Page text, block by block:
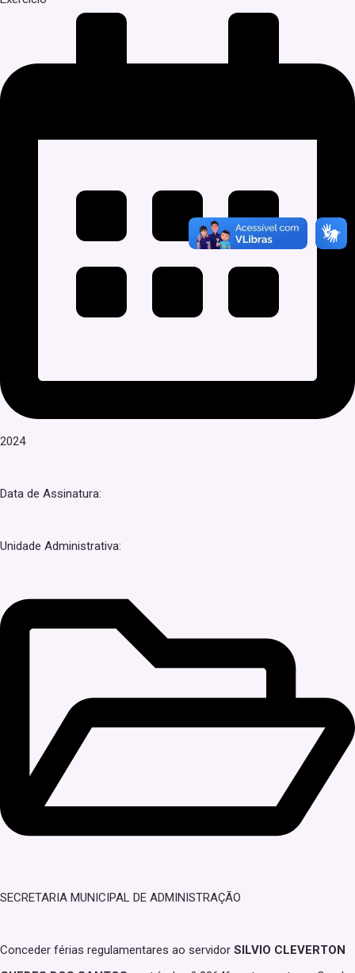
2024
Data de Assinatura:
Unidade Administrativa:
SECRETARIA MUNICIPAL DE ADMINISTRAÇÃO
Conceder férias regulamentares ao servidor SILVIO CLEVERTON